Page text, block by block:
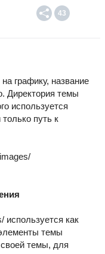
43
графику, название
Директория темы
используется
путь к
как
темы
темы, для